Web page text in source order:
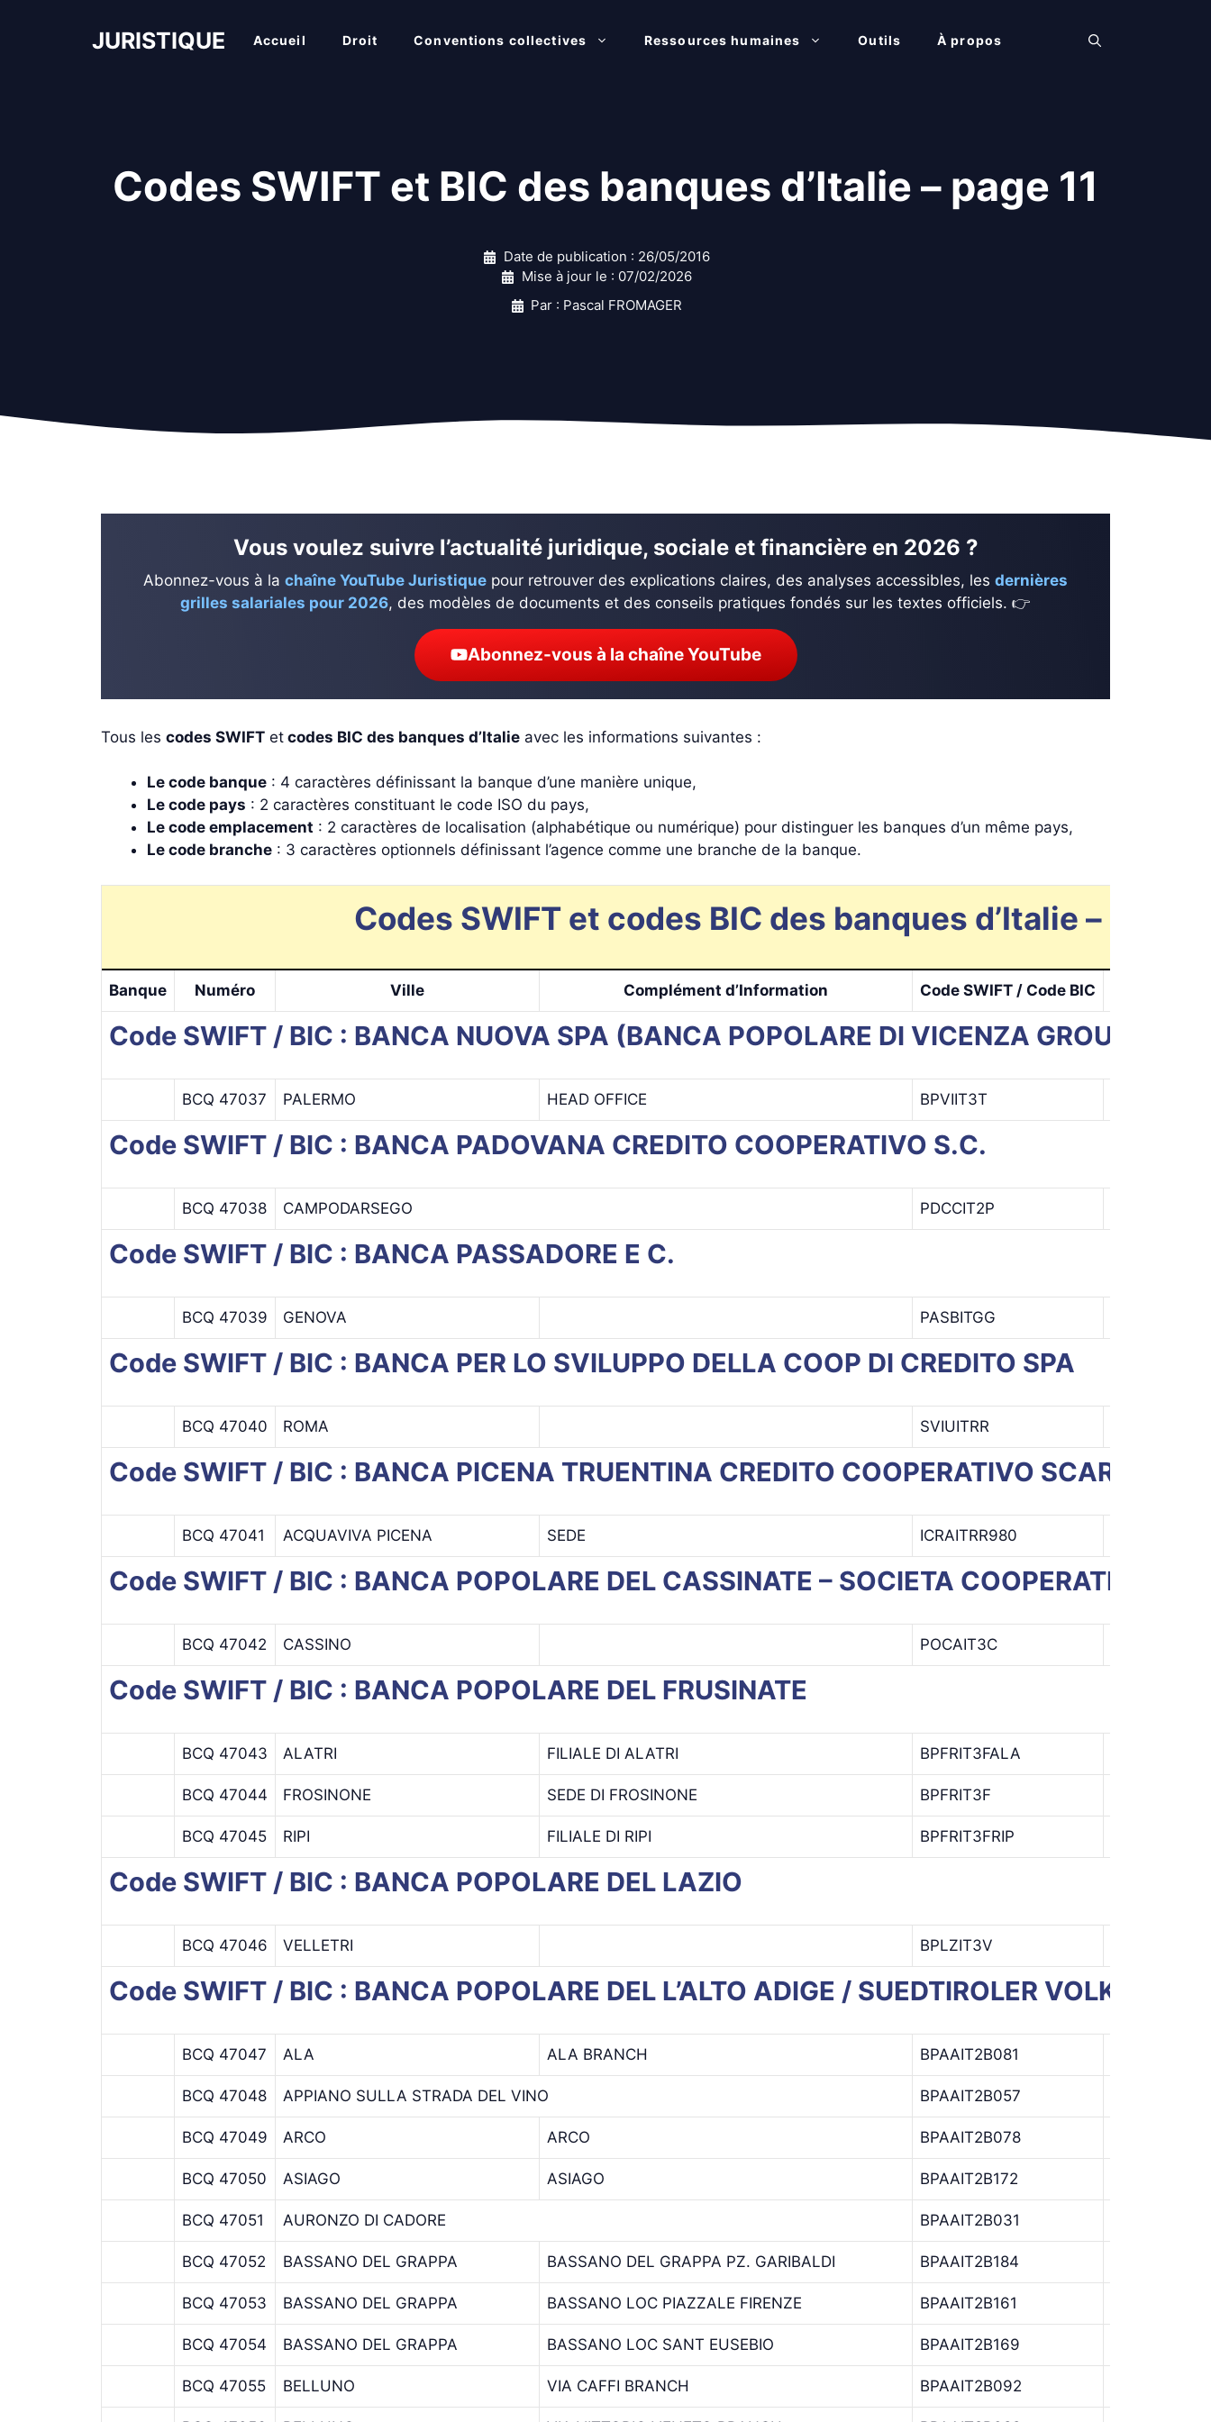
JURISTIQUE Accueil Droit Conventions collectives Ressources humaines Outils À propos
Codes SWIFT et BIC des banques d’Italie – page 11
Date de publication : 26/05/2016
Mise à jour le : 07/02/2026
Par : Pascal FROMAGER
Vous voulez suivre l’actualité juridique, sociale et financière en 2026 ?
Abonnez-vous à la chaîne YouTube Juristique pour retrouver des explications claires, des analyses accessibles, les dernières
grilles salariales pour 2026, des modèles de documents et des conseils pratiques fondés sur les textes officiels. 👉
Abonnez-vous à la chaîne YouTube
Tous les codes SWIFT et codes BIC des banques d’Italie avec les informations suivantes :
Le code banque : 4 caractères définissant la banque d’une manière unique,
Le code pays : 2 caractères constituant le code ISO du pays,
Le code emplacement : 2 caractères de localisation (alphabétique ou numérique) pour distinguer les banques d’un même pays,
Le code branche : 3 caractères optionnels définissant l’agence comme une branche de la banque.
Codes SWIFT et codes BIC des banques d’Italie – page
Banque Numéro Ville Complément d’Information Code SWIFT / Code BIC
Code SWIFT / BIC : BANCA NUOVA SPA (BANCA POPOLARE DI VICENZA GROUP)
BCQ 47037 PALERMO HEAD OFFICE BPVIIT3T
Code SWIFT / BIC : BANCA PADOVANA CREDITO COOPERATIVO S.C.
BCQ 47038 CAMPODARSEGO PDCCIT2P
Code SWIFT / BIC : BANCA PASSADORE E C.
BCQ 47039 GENOVA PASBITGG
Code SWIFT / BIC : BANCA PER LO SVILUPPO DELLA COOP DI CREDITO SPA
BCQ 47040 ROMA SVIUITRR
Code SWIFT / BIC : BANCA PICENA TRUENTINA CREDITO COOPERATIVO SCARL
BCQ 47041 ACQUAVIVA PICENA SEDE ICRAITRR980
Code SWIFT / BIC : BANCA POPOLARE DEL CASSINATE – SOCIETA COOPERATIVA
BCQ 47042 CASSINO POCAIT3C
Code SWIFT / BIC : BANCA POPOLARE DEL FRUSINATE
BCQ 47043 ALATRI FILIALE DI ALATRI BPFRIT3FALA
BCQ 47044 FROSINONE SEDE DI FROSINONE BPFRIT3F
BCQ 47045 RIPI FILIALE DI RIPI BPFRIT3FRIP
Code SWIFT / BIC : BANCA POPOLARE DEL LAZIO
BCQ 47046 VELLETRI BPLZIT3V
Code SWIFT / BIC : BANCA POPOLARE DEL L’ALTO ADIGE / SUEDTIROLER VOLKSBANK
BCQ 47047 ALA ALA BRANCH BPAAIT2B081
BCQ 47048 APPIANO SULLA STRADA DEL VINO BPAAIT2B057
BCQ 47049 ARCO ARCO BPAAIT2B078
BCQ 47050 ASIAGO ASIAGO BPAAIT2B172
BCQ 47051 AURONZO DI CADORE BPAAIT2B031
BCQ 47052 BASSANO DEL GRAPPA BASSANO DEL GRAPPA PZ. GARIBALDI BPAAIT2B184
BCQ 47053 BASSANO DEL GRAPPA BASSANO LOC PIAZZALE FIRENZE BPAAIT2B161
BCQ 47054 BASSANO DEL GRAPPA BASSANO LOC SANT EUSEBIO BPAAIT2B169
BCQ 47055 BELLUNO VIA CAFFI BRANCH BPAAIT2B092